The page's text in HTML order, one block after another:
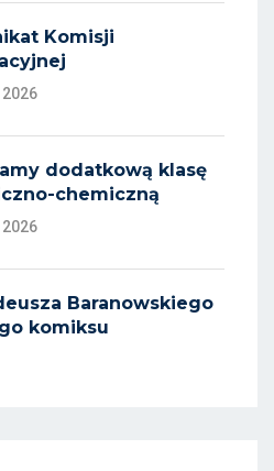
Komisji
dodatkową klasę
chemiczną
Baranowskiego
komiksu